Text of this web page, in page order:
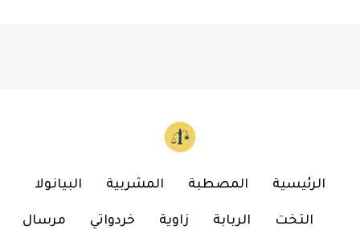
الرئيسية المصطبة المشربية البيانولا
التخت الربابة زاوية خردواتي مرسال